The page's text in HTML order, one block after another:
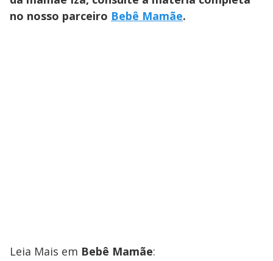
no nosso parceiro Bebê Mamãe.
Leia Mais em Bebê Mamãe: